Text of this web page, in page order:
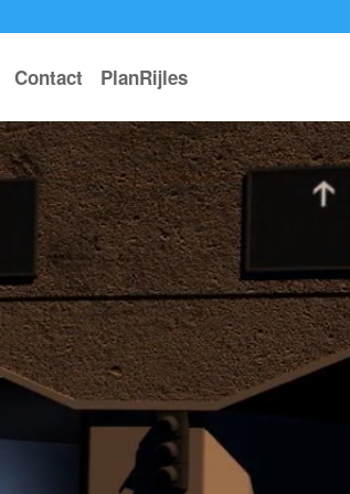
Contact PlanRijles